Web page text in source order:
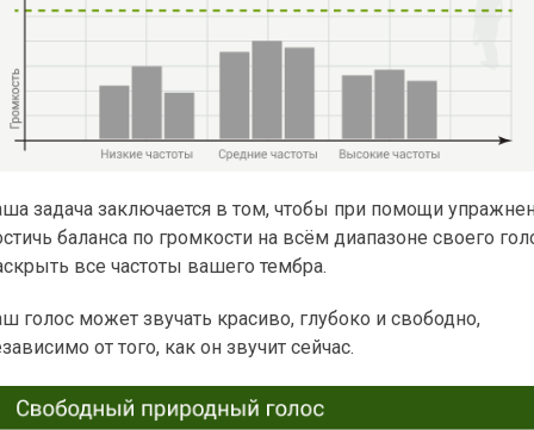
задача заключается в том, чтобы при помощи
баланса по громкости на всём диапазоне своего
все частоты вашего тембра.
голос может звучать красиво, глубоко и свободно,
от того, как он звучит сейчас.